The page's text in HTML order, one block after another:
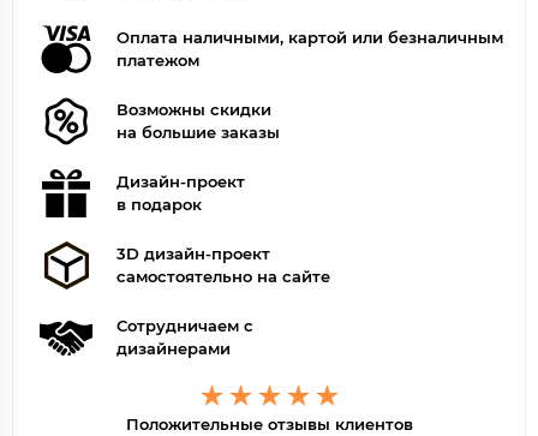
Оплата наличными, картой или безналичным
платежом
Возможны скидки
на большие заказы
Дизайн-проект
в подарок
3D дизайн-проект
самостоятельно на сайте
Сотрудничаем с
дизайнерами
Положительные отзывы клиентов